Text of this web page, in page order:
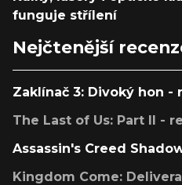
funguje střílení
Nejčtenější
Zaklínač 3: Divoký hon -
The Last of Us: Part II -
Assassin's Creed
Kingdom Come: